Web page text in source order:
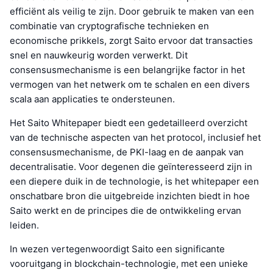
efficiënt als veilig te zijn. Door gebruik te maken van een
combinatie van cryptografische technieken en
economische prikkels, zorgt Saito ervoor dat transacties
snel en nauwkeurig worden verwerkt. Dit
consensusmechanisme is een belangrijke factor in het
vermogen van het netwerk om te schalen en een divers
scala aan applicaties te ondersteunen.
Het Saito Whitepaper biedt een gedetailleerd overzicht
van de technische aspecten van het protocol, inclusief het
consensusmechanisme, de PKI-laag en de aanpak van
decentralisatie. Voor degenen die geïnteresseerd zijn in
een diepere duik in de technologie, is het whitepaper een
onschatbare bron die uitgebreide inzichten biedt in hoe
Saito werkt en de principes die de ontwikkeling ervan
leiden.
In wezen vertegenwoordigt Saito een significante
vooruitgang in blockchain-technologie, met een unieke